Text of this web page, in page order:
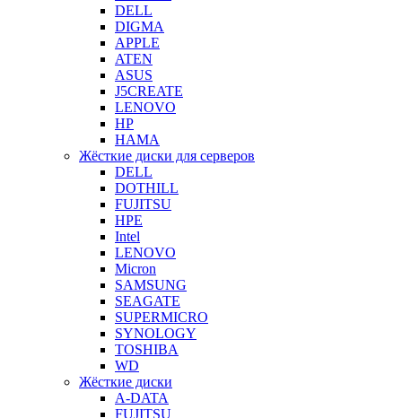
DELL
DIGMA
APPLE
ATEN
ASUS
J5CREATE
LENOVO
HP
HAMA
Жёсткие диски для серверов
DELL
DOTHILL
FUJITSU
HPE
Intel
LENOVO
Micron
SAMSUNG
SEAGATE
SUPERMICRO
SYNOLOGY
TOSHIBA
WD
Жёсткие диски
A-DATA
FUJITSU